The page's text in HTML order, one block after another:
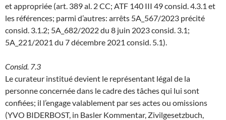
et appropriée (art. 389 al. 2 CC; ATF 140 III 49 consid. 4.3.1 et
les références; parmi d’autres: arrêts 5A_567/2023 précité
consid. 3.1.2; 5A_682/2022 du 8 juin 2023 consid. 3.1;
5A_221/2021 du 7 décembre 2021 consid. 5.1).
Consid. 7.3
Le curateur institué devient le représentant légal de la
personne concernée dans le cadre des tâches qui lui sont
confiées; il l’engage valablement par ses actes ou omissions
(YVO BIDERBOST, in Basler Kommentar, Zivilgesetzbuch,